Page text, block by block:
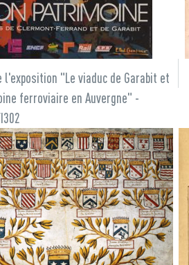
l'exposition "Le viaduc de Garabit et
ferroviaire en Auvergne" -